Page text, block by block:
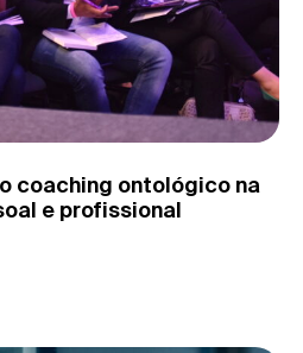
coaching ontológico na
e profissional